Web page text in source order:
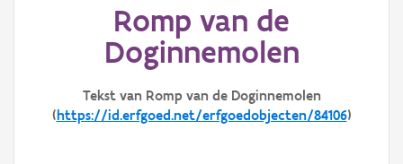
Aanduidingsobject
Waarneming
Romp van de
Doginnemolen
Tekst van Romp van de Doginnemolen
(https://id.erfgoed.net/erfgoedobjecten/84106)